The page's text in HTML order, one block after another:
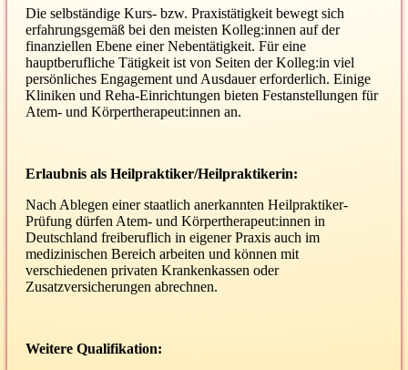
Die selbständige Kurs- bzw. Praxistätigkeit bewegt sich
erfahrungsgemäß bei den meisten Kolleg:innen auf der
finanziellen Ebene einer Nebentätigkeit. Für eine
hauptberufliche Tätigkeit ist von Seiten der Kolleg:in viel
persönliches Engagement und Ausdauer erforderlich. Einige
Kliniken und Reha-Einrichtungen bieten Festanstellungen für
Atem- und Körpertherapeut:innen an.
Erlaubnis als Heilpraktiker/Heilpraktikerin:
Nach Ablegen einer staatlich anerkannten Heilpraktiker-
Prüfung dürfen Atem- und Körpertherapeut:innen in
Deutschland freiberuflich in eigener Praxis auch im
medizinischen Bereich arbeiten und können mit
verschiedenen privaten Krankenkassen oder
Zusatzversicherungen abrechnen.
Weitere Qualifikation: